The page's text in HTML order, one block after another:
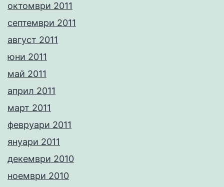
октомври 2011
септември 2011
август 2011
юни 2011
май 2011
април 2011
март 2011
февруари 2011
януари 2011
декември 2010
ноември 2010